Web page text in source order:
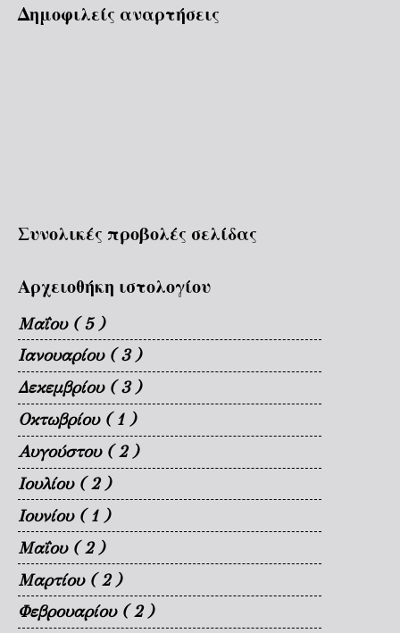
Δημοφιλείς αναρτήσεις
Συνολικές προβολές σελίδας
Αρχειοθήκη ιστολογίου
Μαΐου ( 5 )
Ιανουαρίου ( 3 )
Δεκεμβρίου ( 3 )
Οκτωβρίου ( 1 )
Αυγούστου ( 2 )
Ιουλίου ( 2 )
Ιουνίου ( 1 )
Μαΐου ( 2 )
Μαρτίου ( 2 )
Φεβρουαρίου ( 2 )